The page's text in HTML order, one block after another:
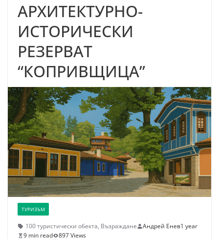
АРХИТЕКТУРНО-
ИСТОРИЧЕСКИ
РЕЗЕРВАТ
“КОПРИВЩИЦА”
ТУРИЗЪМ
100 туристически обекта, Възраждане Андрей Енев1 year
9 min read
897 Views